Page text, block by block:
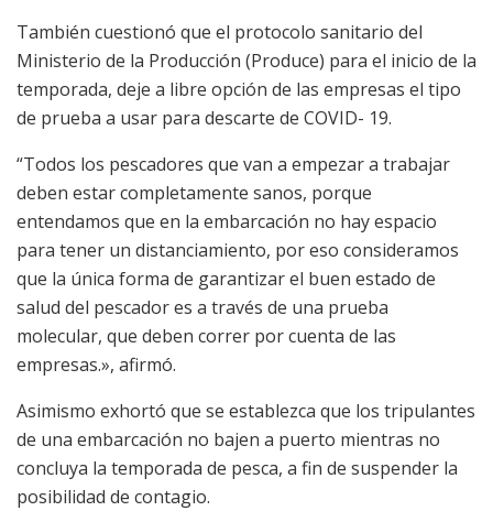
También cuestionó que el protocolo sanitario del
Ministerio de la Producción (Produce) para el inicio de la
temporada, deje a libre opción de las empresas el tipo
de prueba a usar para descarte de COVID- 19.
“Todos los pescadores que van a empezar a trabajar
deben estar completamente sanos, porque
entendamos que en la embarcación no hay espacio
para tener un distanciamiento, por eso consideramos
que la única forma de garantizar el buen estado de
salud del pescador es a través de una prueba
molecular, que deben correr por cuenta de las
empresas.», afirmó.
Asimismo exhortó que se establezca que los tripulantes
de una embarcación no bajen a puerto mientras no
concluya la temporada de pesca, a fin de suspender la
posibilidad de contagio.